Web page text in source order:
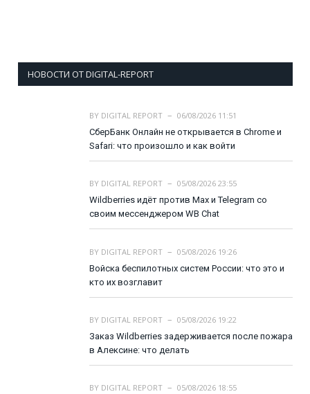
НОВОСТИ ОТ DIGITAL-REPORT
BY DIGITAL REPORT
06/08/2026 11:51
СберБанк Онлайн не открывается в Chrome и
Safari: что произошло и как войти
BY DIGITAL REPORT
05/08/2026 23:55
Wildberries идёт против Max и Telegram со
своим мессенджером WB Chat
BY DIGITAL REPORT
05/08/2026 19:26
Войска беспилотных систем России: что это и
кто их возглавит
BY DIGITAL REPORT
05/08/2026 19:22
Заказ Wildberries задерживается после пожара
в Алексине: что делать
BY DIGITAL REPORT
05/08/2026 18:55